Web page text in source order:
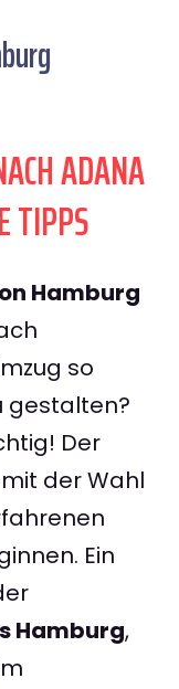
ADANA
TIPPS
Hamburg
so
gestalten?
Der
der Wahl
Ein
Hamburg,